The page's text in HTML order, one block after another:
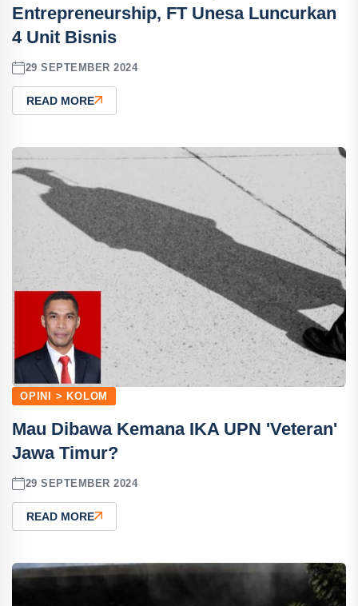
Entrepreneurship, FT Unesa Luncurkan
4 Unit Bisnis
29 SEPTEMBER 2024
READ MORE
OPINI > KOLOM
Mau Dibawa Kemana IKA UPN 'Veteran'
Jawa Timur?
29 SEPTEMBER 2024
READ MORE